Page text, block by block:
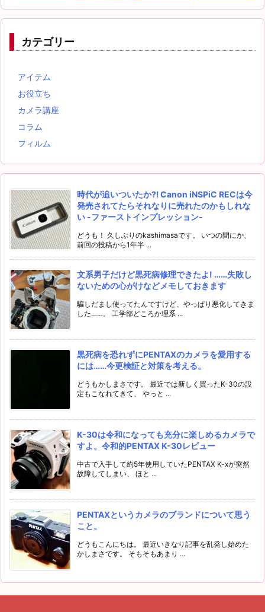
カテゴリー
アイテム
お役立ち
カメラ講座
コラム
フィルム
時代が追いついたか⁈ Canon iNSPiC RECは今
発売されてたらそれなりに売れたのかもしれな
い -ファーストインプレッション-
どうも！ 久しぶりのkashimasaです。 いつの間にか、
前回の投稿から1年半 ...
文系男子だけど黒死病修理できたよ! ……失敗し
ないための心がけなどメモしておきます
騙しだまし使ってたんですけど、やっぱり悪化してきま
した……。 工学部どころか理系 ...
黒死病を恐れずにPENTAXのカメラを愛用する
には……今更検証と対策を考える。
どうもかしまさです。 最近では新しく買ったK-30の設
定もこなれてきて、 やっと ...
K-30は令和になっても充分に楽しめるカメラで
すよ。令和的PENTAX K-30レビュー
中古で入手して約5年使用していたPENTAX K-xが突然
故障してしまい、 ほと ...
PENTAXというカメラのブランドについて思う
こと。
どうもこんにちは。 最近いきなり記事を乱発し始めた
かしまさです。 そもそもあまり ...